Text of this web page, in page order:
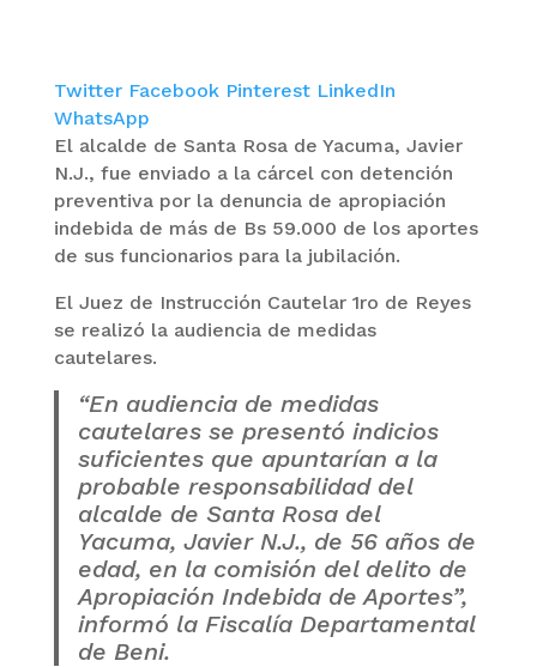
Twitter Facebook Pinterest LinkedIn
WhatsApp
El alcalde de Santa Rosa de Yacuma, Javier
N.J., fue enviado a la cárcel con detención
preventiva por la denuncia de apropiación
indebida de más de Bs 59.000 de los aportes
de sus funcionarios para la jubilación.
El Juez de Instrucción Cautelar 1ro de Reyes
se realizó la audiencia de medidas
cautelares.
“En audiencia de medidas
cautelares se presentó indicios
suficientes que apuntarían a la
probable responsabilidad del
alcalde de Santa Rosa del
Yacuma, Javier N.J., de 56 años de
edad, en la comisión del delito de
Apropiación Indebida de Aportes”,
informó la Fiscalía Departamental
de Beni.